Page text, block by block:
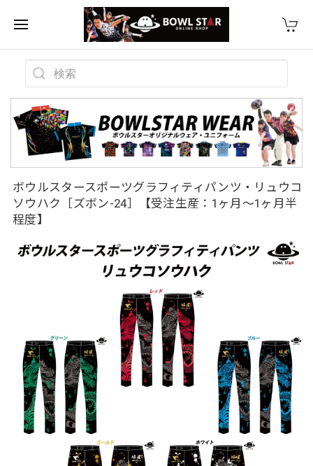
ボウルスタースポーツグラフィティパンツ・リュウコ
ソウハク［ズボン-24］【受注生産：1ヶ月～1ヶ月半
程度】